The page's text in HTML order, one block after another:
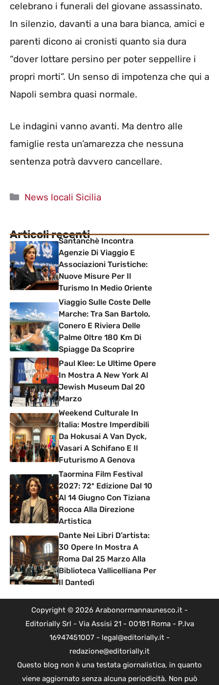
celebrano i funerali del giovane assassinato.
In silenzio, davanti a una bara bianca, amici e
parenti dicono ai cronisti quanto sia dura
“dover lottare persino per poter seppellire i
propri morti”. Un senso di impotenza che qui a
Napoli sembra quasi normale.
Le indagini vanno avanti. Ma dentro alle
famiglie resta un’amarezza che nessuna
sentenza potrà davvero cancellare.
Categorie
News locali Sicilia
Articoli recentiSantanchè Incontra
Agenzie Di Viaggio E
Associazioni Turistiche:
Nuove Misure Per Il
Turismo In Medio Oriente
Viaggio Sulle Coste Delle
Marche: Tra San Bartolo,
Conero E Riviera Delle
Palme Oltre 180 Km Di
Spiagge Da Scoprire
Paul Klee: Le Ultime Opere
In Mostra A New York Al
Jewish Museum Dal 20
Marzo
Weekend Culturale In
Italia: Mostre Imperdibili
Da Hokusai A Van Dyck,
Vasari A Schifano E Il
Futurismo A Genova
Taormina Film Festival
2027: 72ª Edizione Dal 10
Al 14 Giugno Con Tiziana
Rocca Alla Direzione
Artistica
Dante Nei Libri D’artista:
30 Opere In Mostra A
Roma Dal 25 Marzo Alla
Biblioteca Vallicelliana Per
Il Dantedì
Copyright © 2026 Arabonormannaunesco.it -
Editorially Srl - Via Assisi 21 - 00181 Roma - P.Iva
16947451007 - legal@editorially.it -
redazione@editorially.it
Questo blog non è una testata giornalistica, in quanto
viene aggiornato senza alcuna periodicità. Non può